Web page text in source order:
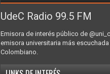
UdeC Radio 99.5 FM
Emisora de interés público de
emisora universitaria más escuchada
Colombiano.